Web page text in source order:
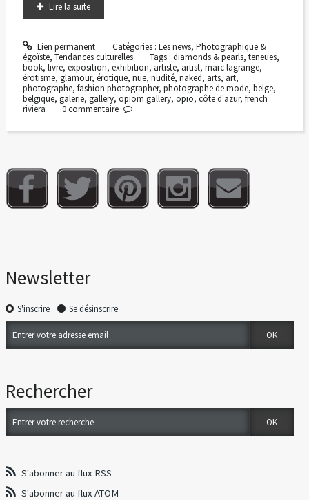
Lire la suite
Lien permanent Catégories : Les news, Photographique &
égoïste, Tendances culturelles Tags :diamonds & pearls,teneues,
book, livre, exposition, exhibition, artiste, artist, marc lagrange,
érotisme, glamour, érotique, nue, nudité, naked, arts, art,
photographe, fashion photographer, photographe de mode, belge,
belgique, galerie, gallery, opiom gallery, opio, côte d'azur, french
riviera
0commentaire
Newsletter
S'inscrire Se désinscrire
Rechercher
S'abonner au flux RSS
S'abonner au flux ATOM